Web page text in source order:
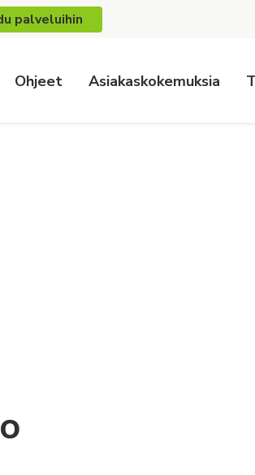
palveluihin
Ohjeet Asiakaskokemuksia